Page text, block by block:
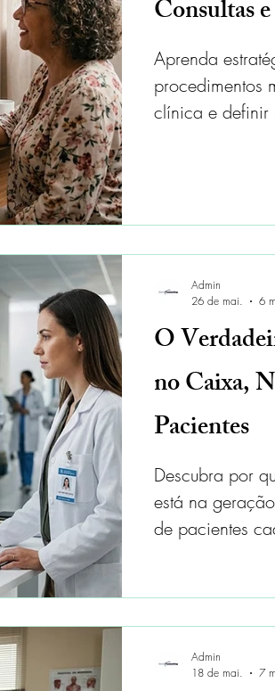
Consultas
Aprenda
procedimentos
clínica e definir
O
no Caixa,
Pacientes
Descubra por
está na
de pacientes
Admin
26 de mai.
6
Admin
18 de mai.
7